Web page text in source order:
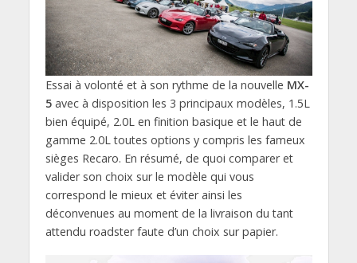
Essai à volonté et à son rythme de la nouvelle MX-
5avec à disposition les 3 principaux modèles, 1.5L
bien équipé, 2.0L en finition basique et le haut de
gamme 2.0L toutes options y compris les fameux
sièges Recaro. En résumé, de quoi comparer et
valider son choix sur le modèle qui vous
correspond le mieux et éviter ainsi les
déconvenues au moment de la livraison du tant
attendu roadster faute d’un choix sur papier.